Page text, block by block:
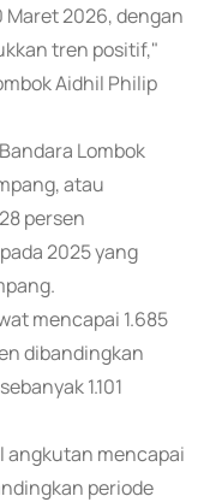
Maret 2026, dengan
tren positif,"
Aidhil Philip
Lombok
atau
persen
2025 yang
mencapai 1.685
dibandingkan
1.101
angkutan mencapai
periode